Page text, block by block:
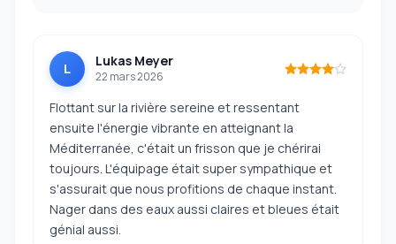
L Lukas Meyer
22 mars 2026
Flottant sur la rivière sereine et ressentant
ensuite l'énergie vibrante en atteignant la
Méditerranée, c'était un frisson que je chérirai
toujours. L'équipage était super sympathique et
s'assurait que nous profitions de chaque instant.
Nager dans des eaux aussi claires et bleues était
génial aussi.